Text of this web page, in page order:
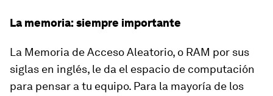
La memoria: siempre importante
La Memoria de Acceso Aleatorio, o RAM por sus
siglas en inglés, le da el espacio de computación
para pensar a tu equipo. Para la mayoría de los